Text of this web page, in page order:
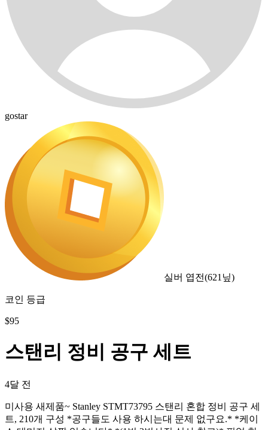
gostar
실버 엽전(621 닢)
코인 등급
$95
스탠리 정비 공구 세트
4달 전
미사용 새제품~ Stanley STMT73795 스탠리 혼합 정비 공구 세
트, 210개 구성 *공구들도 사용 하시는대 문제 없구요.* *케이